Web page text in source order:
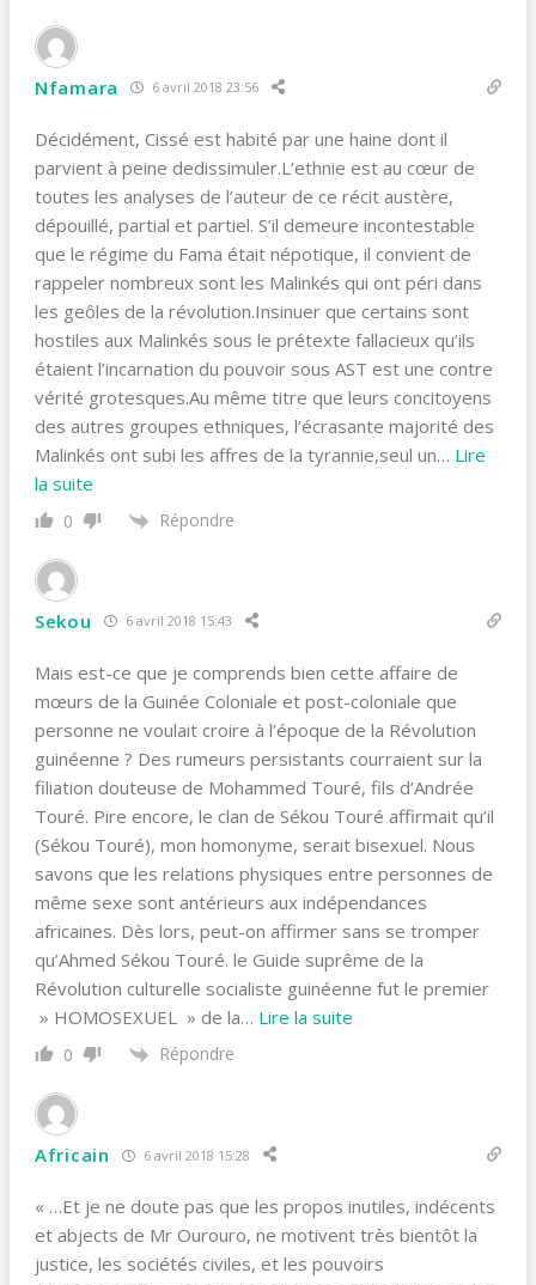
Nfamara 6 avril 2018 23:56
Décidément, Cissé est habité par une haine dont il
parvient à peine dedissimuler.L’ethnie est au cœur de
toutes les analyses de l’auteur de ce récit austère,
dépouillé, partial et partiel. S’il demeure incontestable
que le régime du Fama était népotique, il convient de
rappeler nombreux sont les Malinkés qui ont péri dans
les geôles de la révolution.Insinuer que certains sont
hostiles aux Malinkés sous le prétexte fallacieux qu’ils
étaient l’incarnation du pouvoir sous AST est une contre
vérité grotesques.Au même titre que leurs concitoyens
des autres groupes ethniques, l’écrasante majorité des
Malinkés ont subi les affres de la tyrannie,seul un… Lire
la suite
0 Répondre
Sekou 6 avril 2018 15:43
Mais est-ce que je comprends bien cette affaire de
mœurs de la Guinée Coloniale et post-coloniale que
personne ne voulait croire à l’époque de la Révolution
guinéenne ? Des rumeurs persistants courraient sur la
filiation douteuse de Mohammed Touré, fils d’Andrée
Touré. Pire encore, le clan de Sékou Touré affirmait qu’il
(Sékou Touré), mon homonyme, serait bisexuel. Nous
savons que les relations physiques entre personnes de
même sexe sont antérieurs aux indépendances
africaines. Dès lors, peut-on affirmer sans se tromper
qu’Ahmed Sékou Touré. le Guide suprême de la
Révolution culturelle socialiste guinéenne fut le premier
» HOMOSEXUEL » de la… Lire la suite
0 Répondre
Africain 6 avril 2018 15:28
« …Et je ne doute pas que les propos inutiles, indécents
et abjects de Mr Ourouro, ne motivent très bientôt la
justice, les sociétés civiles, et les pouvoirs